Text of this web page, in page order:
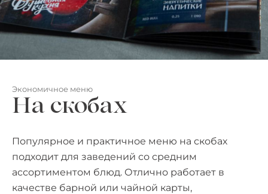
Экономичное меню
На скобах
Популярное и практичное меню на скобах
подходит для заведений со средним
ассортиментом блюд. Отлично работает в
качестве барной или чайной карты,